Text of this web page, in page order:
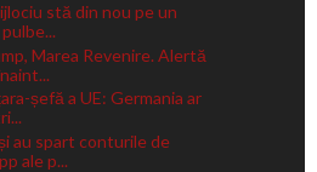
stă din nou pe un
Marea Revenire. Alertă
șefă a UE: Germania ar
au spart conturile de
ale p...